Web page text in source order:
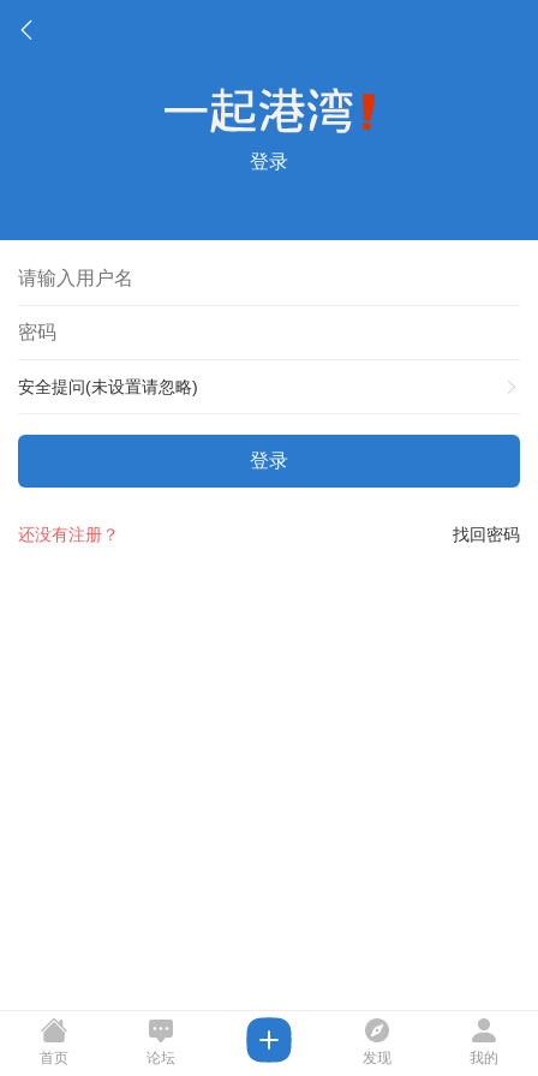
登录
安全提问(未设置请忽略)
登录
找回密码
还没有注册？
首页 论坛 发现 我的